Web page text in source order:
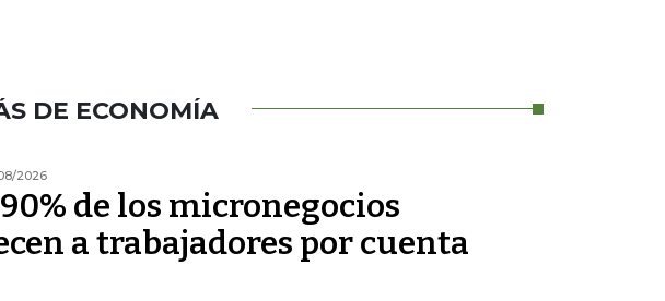
DE ECONOMÍA
2026
de los micronegocios
a trabajadores por cuenta